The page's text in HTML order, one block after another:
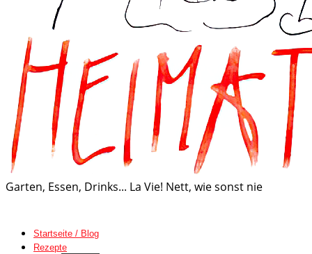
Garten, Essen, Drinks... La Vie! Nett, wie sonst nie
Startseite / Blog
Rezepte